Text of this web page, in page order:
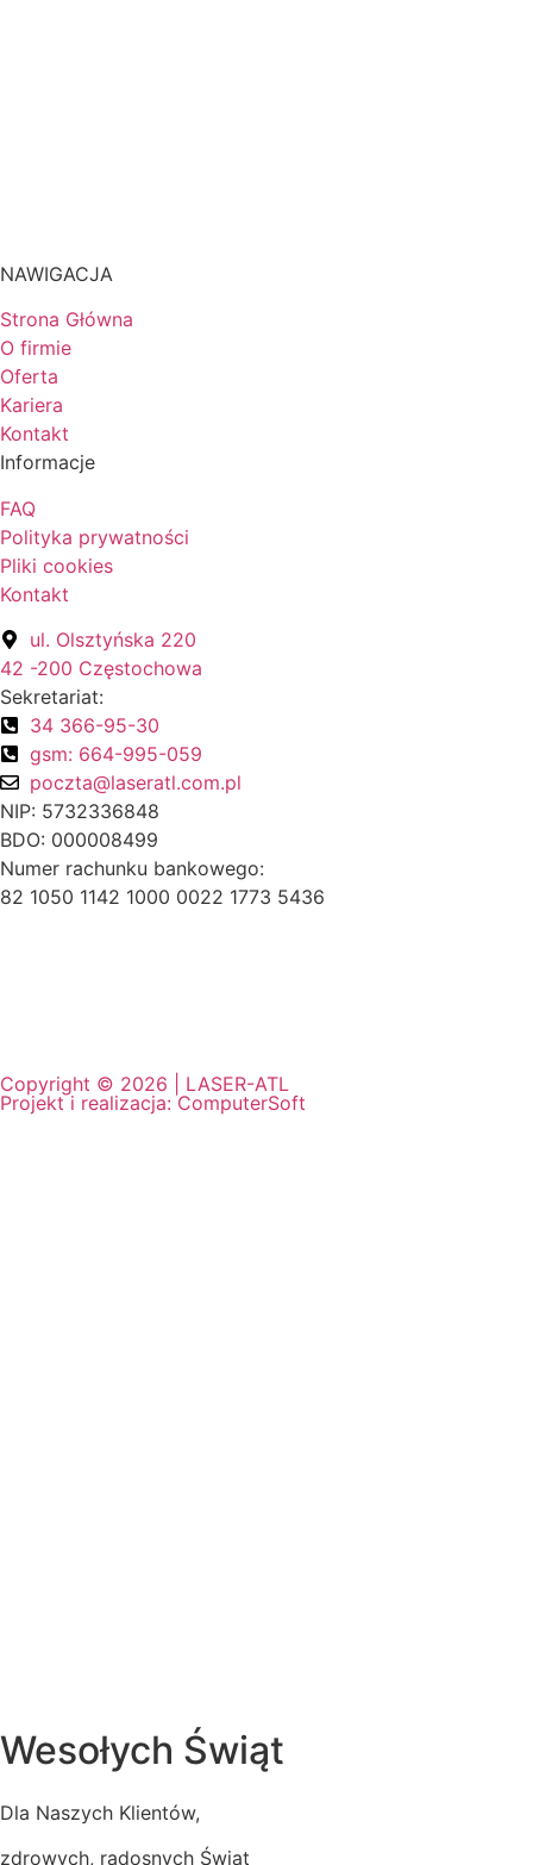
NAWIGACJA
Strona Główna
O firmie
Oferta
Kariera
Kontakt
Informacje
FAQ
Polityka prywatności
Pliki cookies
Kontakt
ul. Olsztyńska 220
42 -200 Częstochowa
Sekretariat:
34 366-95-30
gsm: 664-995-059
poczta@laseratl.com.pl
NIP: 5732336848
BDO: 000008499
Numer rachunku bankowego:
82 1050 1142 1000 0022 1773 5436
Copyright © 2026 | LASER-ATL
Projekt i realizacja:ComputerSoft
Wesołych Świąt
Dla Naszych Klientów,
zdrowych, radosnych Świąt